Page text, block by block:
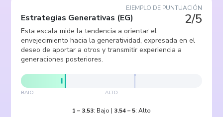
EJEMPLO DE PUNTUACIÓN
2/5
Estrategias Generativas (EG)
Esta escala mide la tendencia a orientar el
envejecimiento hacia la generatividad, expresada en el
deseo de aportar a otros y transmitir experiencia a
generaciones posteriores.
BAJO ALTO
1 – 3.53: Bajo | 3.54– 5: Alto